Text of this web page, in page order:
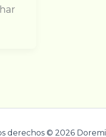
derechos © 2026